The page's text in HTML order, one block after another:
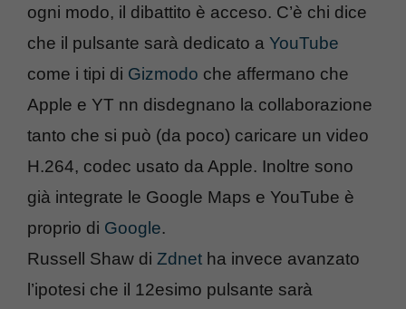
ogni modo, il dibattito è acceso. C’è chi dice
che il pulsante sarà dedicato a YouTube
come i tipi di Gizmodo che affermano che
Apple e YT nn disdegnano la collaborazione
tanto che si può (da poco) caricare un video
H.264, codec usato da Apple. Inoltre sono
già integrate le Google Maps e YouTube è
proprio di Google.
Russell Shaw di Zdnet ha invece avanzato
l’ipotesi che il 12esimo pulsante sarà